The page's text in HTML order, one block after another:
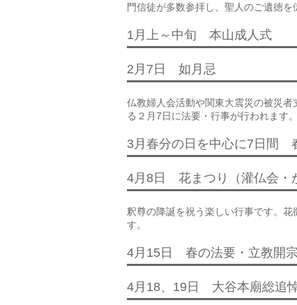
門信徒が多数参拝し、聖人のご遺徳
1月上～中旬 本山成人式
2月7日 如月忌
仏教婦人会活動や関東大震災の被災
る２月7日に法要・行事が行われます。
3月春分の日を中心に7日間
4月8日 花まつり（灌仏会・
釈尊の降誕を祝う楽しい行事です。
す。
4月15日 春の法要・立教開
4月18、19日 大谷本廟総追